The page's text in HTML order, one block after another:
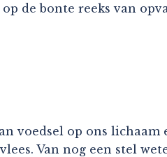
de bonte reeks van
voedsel op ons lichaam
Van nog een stel